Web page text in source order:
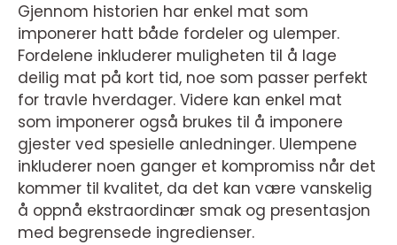
Gjennom historien har enkel mat som
imponerer hatt både fordeler og ulemper.
Fordelene inkluderer muligheten til å lage
deilig mat på kort tid, noe som passer perfekt
for travle hverdager. Videre kan enkel mat
som imponerer også brukes til å imponere
gjester ved spesielle anledninger. Ulempene
inkluderer noen ganger et kompromiss når det
kommer til kvalitet, da det kan være vanskelig
å oppnå ekstraordinær smak og presentasjon
med begrensede ingredienser.